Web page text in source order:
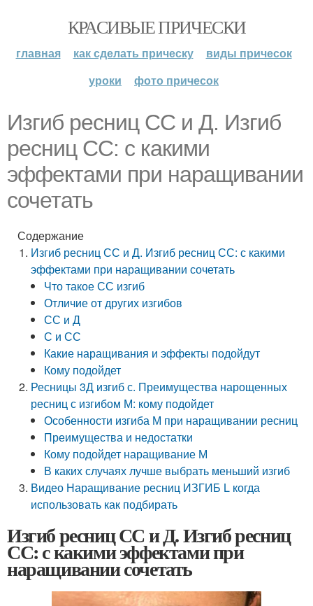
КРАСИВЫЕ ПРИЧЕСКИ
главная как сделать прическу
виды причесок
уроки
фото причесок
Изгиб ресниц СС и Д. Изгиб
ресниц СС: с какими
эффектами при наращивании
сочетать
Содержание
Изгиб ресниц СС и Д. Изгиб ресниц СС: с какими
эффектами при наращивании сочетать
Что такое СС изгиб
Отличие от других изгибов
СС и Д
С и СС
Какие наращивания и эффекты подойдут
Кому подойдет
Ресницы 3Д изгиб с. Преимущества нарощенных
ресниц с изгибом М: кому подойдет
Особенности изгиба М при наращивании ресниц
Преимущества и недостатки
Кому подойдет наращивание М
В каких случаях лучше выбрать меньший изгиб
Видео Наращивание ресниц ИЗГИБ L когда
использовать как подбирать
Изгиб ресниц СС и Д. Изгиб ресниц
СС: с какими эффектами при
наращивании сочетать